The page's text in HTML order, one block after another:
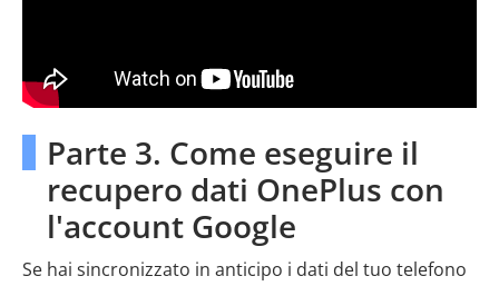
Parte 3. Come eseguire il
recupero dati OnePlus con
l'account Google
Se hai sincronizzato in anticipo i dati del tuo telefono